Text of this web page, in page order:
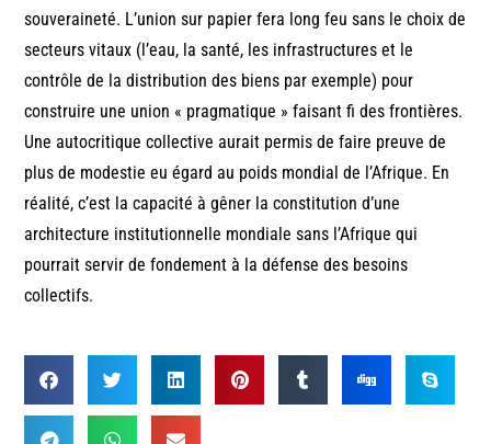
souveraineté. L’union sur papier fera long feu sans le choix de
secteurs vitaux (l’eau, la santé, les infrastructures et le
contrôle de la distribution des biens par exemple) pour
construire une union « pragmatique » faisant fi des frontières.
Une autocritique collective aurait permis de faire preuve de
plus de modestie eu égard au poids mondial de l’Afrique. En
réalité, c’est la capacité à gêner la constitution d’une
architecture institutionnelle mondiale sans l’Afrique qui
pourrait servir de fondement à la défense des besoins
collectifs.